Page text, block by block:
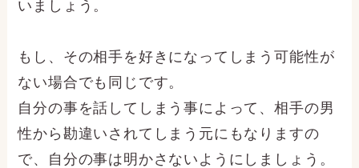
いましょう。
もし、その相手を好きになってしまう可能性が
ない場合でも同じです。
自分の事を話してしまう事によって、相手の男
性から勘違いされてしまう元にもなりますの
で、自分の事は明かさないようにしましょう。